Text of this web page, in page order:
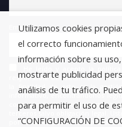
Email
responsable del tratamiento de
la finalidad de este es la
informativo, encontrándonos
consentimiento que nos está
terceros salvo obligación legal.
por lo tanto posee la capacidad
Utilizamos cookies
el correcto
información sobre su
mostrarte publicidad
análisis de tu tráfico.
para permitir el uso de
“CONFIGURACIÓN DE